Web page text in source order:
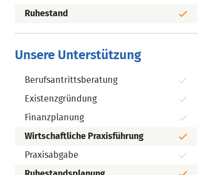
Ruhestand
Unsere Unterstützung
Berufsantrittsberatung
Existenzgründung
Finanzplanung
Wirtschaftliche Praxisführung
Praxisabgabe